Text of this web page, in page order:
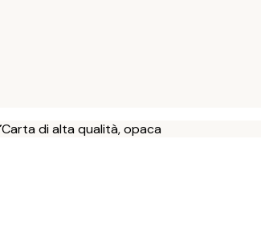
Carta di alta qualità, opaca